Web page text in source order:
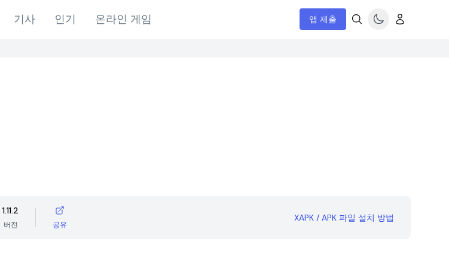
기사 인기 온라인 게임 앱 제출
1.11.2
버전 공유
XAPK / APK 파일 설치 방법